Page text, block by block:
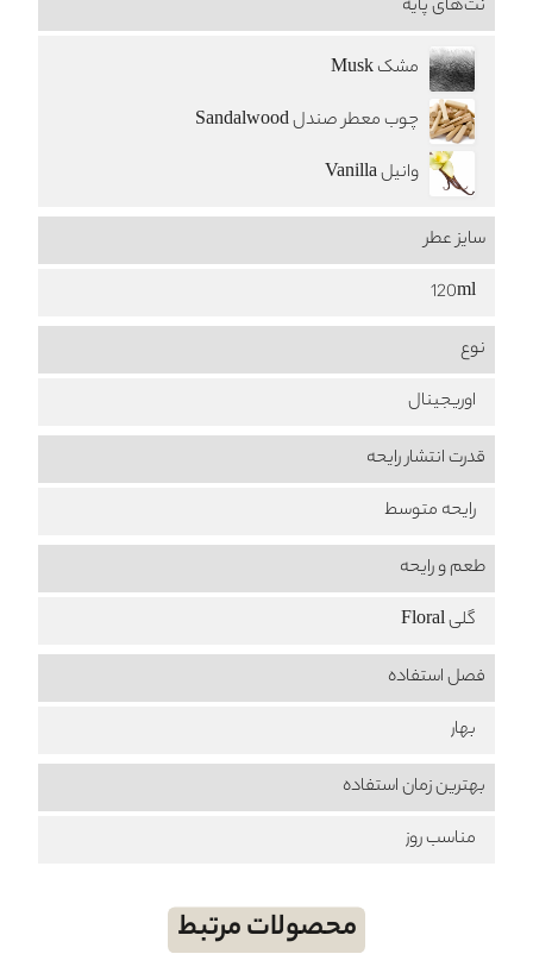
نت‌های پایه
مشک Musk
چوب معطر صندل Sandalwood
وانیل Vanilla
سایز عطر
120ml
نوع
اوریجینال
قدرت انتشار رایحه
رایحه متوسط
طعم‌ و رایحه
گلی Floral
فصل استفاده
بهار
بهترین زمان استفاده
مناسب روز
محصولات مرتبط